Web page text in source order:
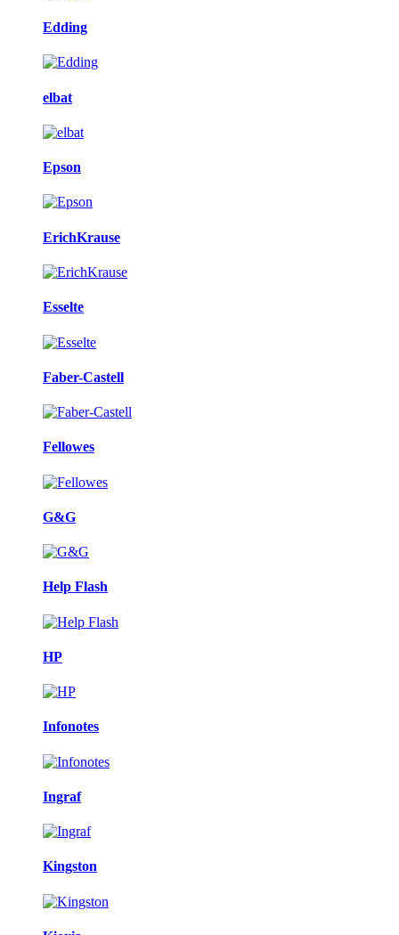
Edding
elbat
Epson
ErichKrause
Esselte
Faber-Castell
Fellowes
G&G
Help Flash
HP
Infonotes
Ingraf
Kingston